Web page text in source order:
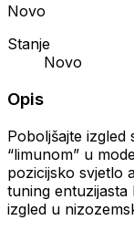
Novo
Stanje
Novo
Opis
Poboljšajte izgled
“limunom” u
pozicijsko svjetlo
tuning entuzijasta
izgled u